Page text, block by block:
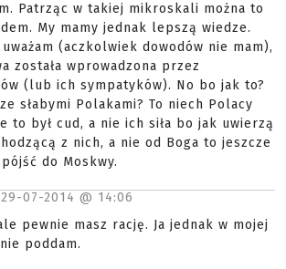
Patrząc w takiej mikroskali można to
My mamy jednak lepszą wiedze.
(aczkolwiek dowodów nie mam),
została wprowadzona przez
(lub ich sympatyków). No bo jak to?
słabymi Polakami? To niech Polacy
to był cud, a nie ich siła bo jak uwierzą
z nich, a nie od Boga to jeszcze
do Moskwy.
29-07-2014 @ 14:06
pewnie masz rację. Ja jednak w mojej
poddam.